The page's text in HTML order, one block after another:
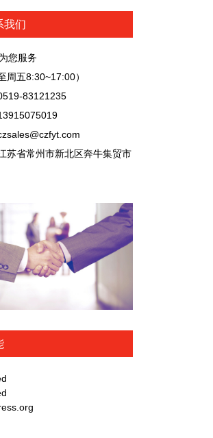
我们
您服务
周五8:30~17:00）
83121235
苏省常州市新北区奔牛集贸市